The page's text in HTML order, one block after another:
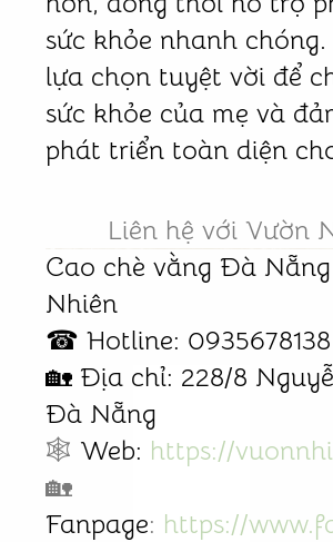
sức khỏe nhanh
lựa chọn tuyệt vời để
sức khỏe của mẹ và
phát triển toàn diện
Liên hệ với Vườn
Cao chè vằng Đà
Nhiên
☎ Hotline: 0935678138
🏡 Địa chỉ: 228/8
Đà Nẵng
🕸️ Web: https://
🏡
Fanpage: https://